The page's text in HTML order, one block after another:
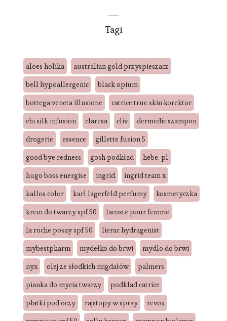
Tagi
aloes holika
australian gold przyspieszacz
bell hypoallergenic
black opium
bottega veneta illusione
catrice true skin korektor
chi silk infusion
claresa cliv
dermedic szampon
drogerie
essence
gillette fusion 5
good bye redness
gosh podkład
hebe. pl
hugo boss energise
ingrid
ingrid team x
kallos color
karl lagerfeld perfumy
kosmetyczka
krem do twarzy spf 50
lacoste pour femme
la roche posay spf 50
lierac hydragenist
mybestpharm
mydełko do brwi
mydlo do brwi
nyx
olej ze słodkich migdałów
palmers
pianka do mycia twarzy
podklad catrice
płatki pod oczy
rajstopy w spray
revox